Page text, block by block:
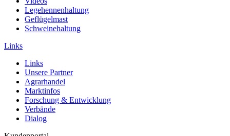
Legehennenhaltung
Geflügelmast
Schweinehaltung
Links
Links
Unsere Partner
Agrarhandel
Marktinfos
Forschung & Entwicklung
Verbände
Dialog